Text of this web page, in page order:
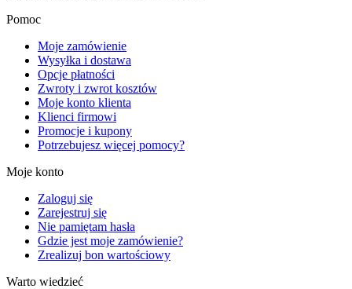
Pomoc
Moje zamówienie
Wysyłka i dostawa
Opcje płatności
Zwroty i zwrot kosztów
Moje konto klienta
Klienci firmowi
Promocje i kupony
Potrzebujesz więcej pomocy?
Moje konto
Zaloguj się
Zarejestruj się
Nie pamiętam hasła
Gdzie jest moje zamówienie?
Zrealizuj bon wartościowy
Warto wiedzieć